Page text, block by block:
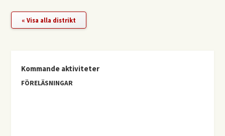
« Visa alla distrikt
Kommande aktiviteter
FÖRELÄSNINGAR